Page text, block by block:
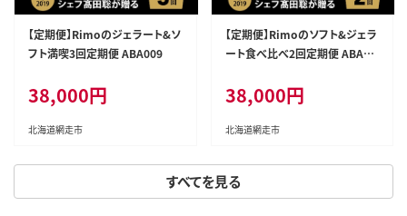
すべてを見る
【定期便】Rimoのジェラート&ソ
フト満喫3回定期便 ABA009
38,000円
北海道網走市
【定期便】Rimoのソフト&ジェラ
ート食べ比べ2回定期便 ABA01
38,000円
北海道網走市